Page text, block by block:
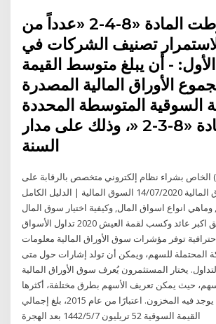
اشترطت المادة «8-4-2 «عدداً من
لاستمرار تصنيف الشركات في
- أن يبلغ متوسط القيمة
الأوراق المالية المصدرة
السوقية المتوسطة المحددة
في المادة «8-3-2 «، وذلك على مدار
السنة
العطاء رقم (1/2020) الخاص بشراء نظام إلكتروني متخصص بالرقابة على
التداول لهيئة الأوراق المالية 14/07/2020 السوق المالية | الدليل الكامل
وماهي انواع اسواق المال, وكيفية اختيار سوق المال
المفضل لديك لتحقيق اكبر عائد وكسب لقمة العيش 2020 تداول الأسواق
توفر مؤشرات سوق الأوراق المالية معلومات
المحتملة للسهم، ويمكن أن تولد إشارات حول متى
يختار المستثمرون يُعرف سوق الأوراق المالية
حيث يمكن تعريف الأسهم بطرق مختلفة، أكثرها
شيوعًا من البلد الذي يوجد فيه المخزون. اعتبارًا من عام 2015، بلغ إجمالي
القيمة السوقية 52 تريليون 7‏‏/5‏‏/1442 بعد الهجرة